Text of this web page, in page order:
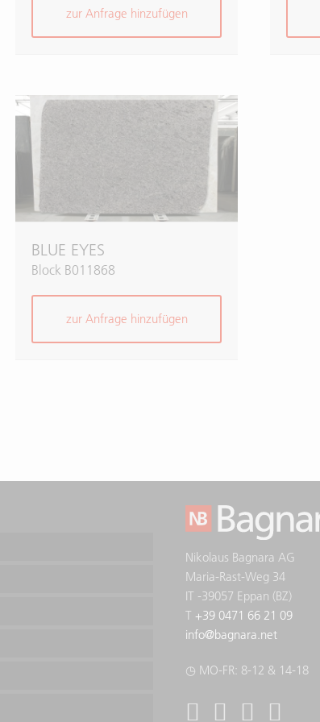
zur Anfrage hinzufügen
BLUE EYES
Block B011868
zur Anfrage hinzufügen
Nikolaus Bagnara AG
Maria-Rast-Weg 34
IT -39057 Eppan (BZ)
T +39 0471 66 21 09
info@bagnara.net
◷ MO-FR: 8-12 & 14-18